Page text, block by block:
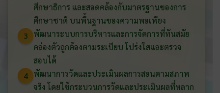
ศึกษาธิการ และสอดคล้องกับมาตรฐานของการ
ศึกษาชาติ บนพื้นฐานของความพอเพียง
3
พัฒนาระบบการบริหารและการจัดการที่ทันสมัย
คล่องตัวถูกต้องตามระเบียบ โปร่งใสและตรวจ
สอบได้
4 พัฒนาการวัดและประเมินผลการสอนตามสภาพ
จริง โดยใช้กระบวนการวัดและประเมินผลที่หลาก